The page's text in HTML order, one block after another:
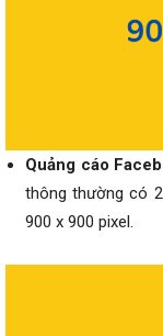
Quảng cáo
thông thường có
900 x 900 pixel.